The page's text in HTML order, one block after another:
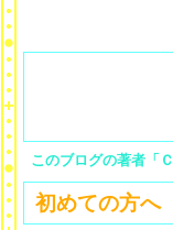
このブログの著者「
初めての方へ